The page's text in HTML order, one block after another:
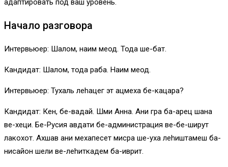
адаптировать под ваш уровень.
Начало разговора
Интервьюер: Шалом, наим меод. Тода ше-бат.
Кандидат: Шалом, тода раба. Наим меод.
Интервьюер: Тухаль леhацег эт ацмеха бе-кацара?
Кандидат: Кен, бе-вадай. Шми Анна. Ани гра ба-арец шана
ве-хеци. Бе-Русия авдати бе-администрация ве-бе-ширут
лакохот. Ахшав ани мехапесет мисра ше-уха леhиштамеш ба-
нисайон шели ве-леhиткадем ба-иврит.